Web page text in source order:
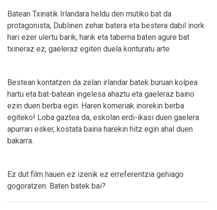
Batean Txinatik Irlandara heldu den mutiko bat da
protagonista, Dublinen zehar batera eta bestera dabil inork
hari ezer ulertu barik, harik eta taberna baten agure bat
txineraz ez, gaeleraz egiten duela konturatu arte.
Bestean kontatzen da zelan irlandar batek buruan kolpea
hartu eta bat-batean ingelesa ahaztu eta gaeleraz baino
ezin duen berba egin. Haren komeriak inorekin berba
egiteko! Loba gaztea da, eskolan erdi-ikasi duen gaelera
apurrari esker, kostata baina harekin hitz egin ahal duen
bakarra.
Ez dut film hauen ez izenik ez erreferentzia gehiago
gogoratzen. Baten batek bai?